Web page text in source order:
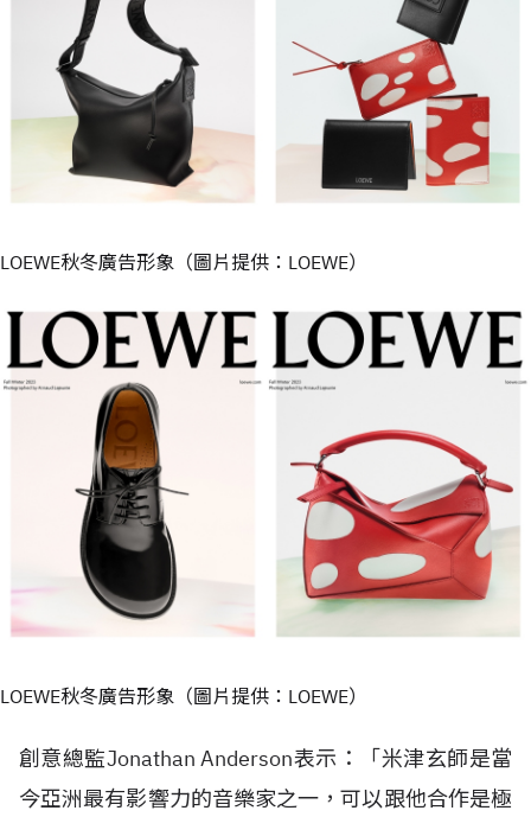
LOEWE秋冬廣告形象（圖片提供：LOEWE）
LOEWE秋冬廣告形象（圖片提供：LOEWE）
創意總監Jonathan Anderson表示：「米津玄師是當
今亞洲最有影響力的音樂家之一，可以跟他合作是極